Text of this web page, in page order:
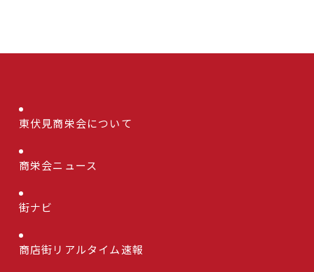
東伏見商栄会について
商栄会ニュース
街ナビ
商店街リアルタイム速報